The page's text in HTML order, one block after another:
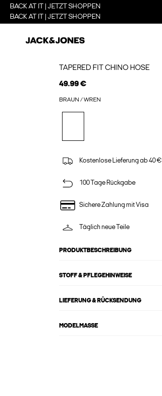
BACK AT IT | JETZT SHOPPEN
BACK AT IT | JETZT SHOPPEN
TAPERED FIT CHINO HOSE
49.99 €
BRAUN / WREN
Kostenlose Lieferung ab 40 €
100 Tage Rückgabe
Sichere Zahlung mit Visa
Täglich neue Teile
PRODUKTBESCHREIBUNG
STOFF & PFLEGEHINWEISE
LIEFERUNG & RÜCKSENDUNG
MODELMASSE